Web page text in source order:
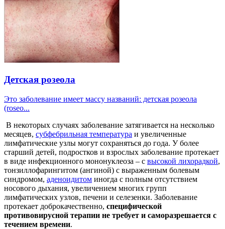
Детская розеола
Это заболевание имеет массу названий: детская розеола
(roseo...
В некоторых случаях заболевание затягивается на несколько
месяцев, субфебрильная температура и увеличенные
лимфатические узлы могут сохраняться до года. У более
старший детей, подростков и взрослых заболевание протекает
в виде инфекционного мононуклеоза – с высокой лихорадкой,
тонзиллофарингитом (ангиной) с выраженным болевым
синдромом, аденоидитом иногда с полным отсутствием
носового дыхания, увеличением многих групп
лимфатических узлов, печени и селезенки. Заболевание
протекает доброкачественно, специфической
противовирусной терапии не требует и саморазрешается с
течением времени.